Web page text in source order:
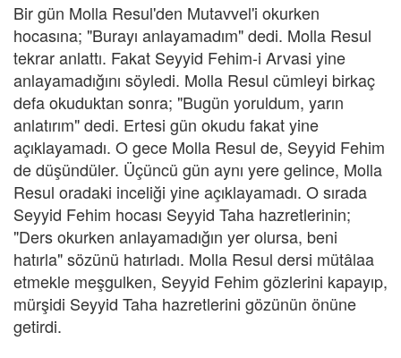
Bir gün Molla Resul'den Mutavvel'i okurken
hocasına; "Burayı anlayamadım" dedi. Molla Resul
tekrar anlattı. Fakat Seyyid Fehim-i Arvasi yine
anlayamadığını söyledi. Molla Resul cümleyi birkaç
defa okuduktan sonra; "Bugün yoruldum, yarın
anlatırım" dedi. Ertesi gün okudu fakat yine
açıklayamadı. O gece Molla Resul de, Seyyid Fehim
de düşündüler. Üçüncü gün aynı yere gelince, Molla
Resul oradaki inceliği yine açıklayamadı. O sırada
Seyyid Fehim hocası Seyyid Taha hazretlerinin;
"Ders okurken anlayamadığın yer olursa, beni
hatırla" sözünü hatırladı. Molla Resul dersi mütâlaa
etmekle meşgulken, Seyyid Fehim gözlerini kapayıp,
mürşidi Seyyid Taha hazretlerini gözünün önüne
getirdi.